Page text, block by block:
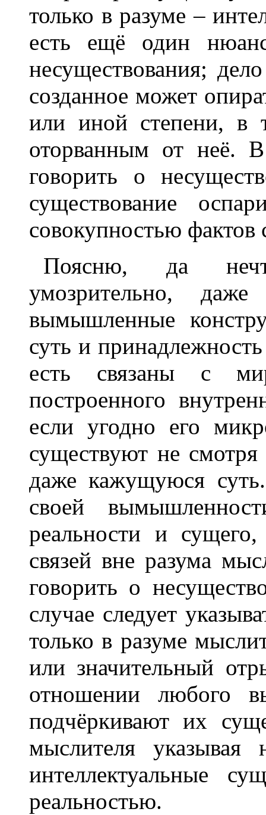
только в разуме –
есть ещё один
несуществования;
созданное может
или иной степени, в
оторванным от неё.
говорить о
существование
совокупностью фактов
Поясню, да
умозрительно,
вымышленные
суть и
есть связаны с
построенного
если угодно его
существуют не
даже кажущуюся
своей
реальности и
связей вне разума
говорить о
случае следует
только в разуме
или значительный
отношении любого
подчёркивают их
мыслителя указывая
интеллектуальные
реальностью.